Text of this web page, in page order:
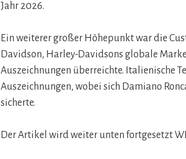
Jahr 2026.
Ein weiterer großer Höhepunkt war die
Davidson, Harley-Davidsons globale
Auszeichnungen überreichte. Italienische
Auszeichnungen, wobei sich Damiano
sicherte.
Der Artikel wird weiter unten fortgesetzt